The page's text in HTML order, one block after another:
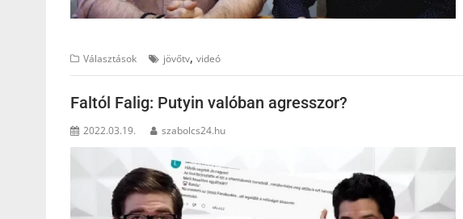
Választások jövőtv, videó
Faltól Falig: Putyin valóban agresszor?
2022.03.19. szabolcs24.hu